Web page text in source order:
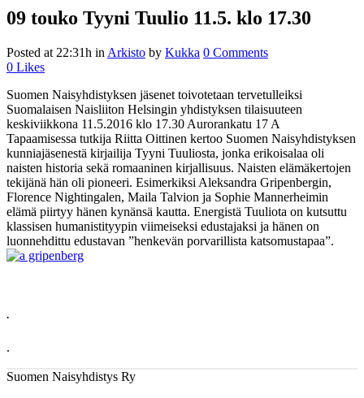
09 touko Tyyni Tuulio 11.5. klo 17.30
Posted at 22:31h in Arkisto by Kukka 0 Comments
0 Likes
Suomen Naisyhdistyksen jäsenet toivotetaan tervetulleiksi
Suomalaisen Naisliiton Helsingin yhdistyksen tilaisuuteen
keskiviikkona 11.5.2016 klo 17.30 Aurorankatu 17 A
Tapaamisessa tutkija Riitta Oittinen kertoo Suomen Naisyhdistyksen
kunniajäsenestä kirjailija Tyyni Tuuliosta, jonka erikoisalaa oli
naisten historia sekä romaaninen kirjallisuus. Naisten elämäkertojen
tekijänä hän oli pioneeri. Esimerkiksi Aleksandra Gripenbergin,
Florence Nightingalen, Maila Talvion ja Sophie Mannerheimin
elämä piirtyy hänen kynänsä kautta. Energistä Tuuliota on kutsuttu
klassisen humanistityypin viimeiseksi edustajaksi ja hänen on
luonnehdittu edustavan ”henkevän porvarillista katsomustapaa”.
.
.
Suomen Naisyhdistys Ry